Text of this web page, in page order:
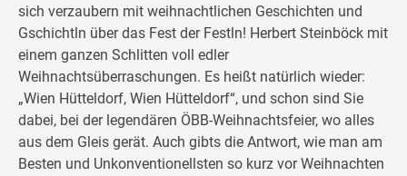
sich verzaubern mit weihnachtlichen Geschichten und
Gschichtln über das Fest der Festln! Herbert Steinböck mit
einem ganzen Schlitten voll edler
Weihnachtsüberraschungen. Es heißt natürlich wieder:
„Wien Hütteldorf, Wien Hütteldorf“, und schon sind Sie
dabei, bei der legendären ÖBB-Weihnachtsfeier, wo alles
aus dem Gleis gerät. Auch gibts die Antwort, wie man am
Besten und Unkonventionellsten so kurz vor Weihnachten